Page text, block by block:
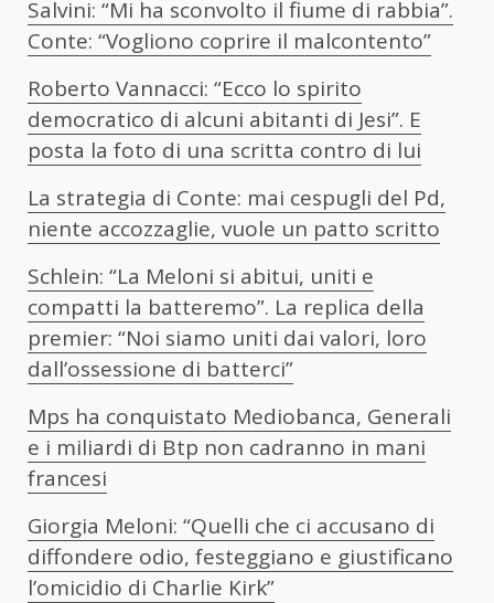
Salvini: “Mi ha sconvolto il fiume di rabbia”.
Conte: “Vogliono coprire il malcontento”
Roberto Vannacci: “Ecco lo spirito
democratico di alcuni abitanti di Jesi”. E
posta la foto di una scritta contro di lui
La strategia di Conte: mai cespugli del Pd,
niente accozzaglie, vuole un patto scritto
Schlein: “La Meloni si abitui, uniti e
compatti la batteremo”. La replica della
premier: “Noi siamo uniti dai valori, loro
dall’ossessione di batterci”
Mps ha conquistato Mediobanca, Generali
e i miliardi di Btp non cadranno in mani
francesi
Giorgia Meloni: “Quelli che ci accusano di
diffondere odio, festeggiano e giustificano
l’omicidio di Charlie Kirk”